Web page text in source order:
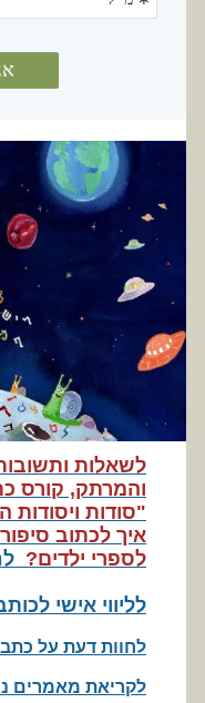
לשאלות
והמרתק, קורס
"סודות ויסודות
איך לכתוב
לספרי ילדים?
לליווי אישי
לחוות דעת על כתב
לקריאת מאמרים